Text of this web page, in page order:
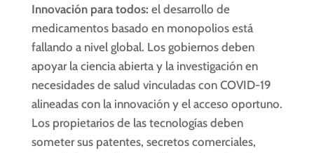
Innovación para todos: el desarrollo de
medicamentos basado en monopolios está
fallando a nivel global. Los gobiernos deben
apoyar la ciencia abierta y la investigación en
necesidades de salud vinculadas con COVID-19
alineadas con la innovación y el acceso oportuno.
Los propietarios de las tecnologías deben
someter sus patentes, secretos comerciales,